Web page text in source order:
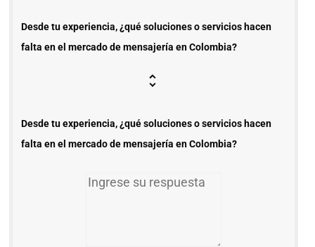
Desde tu experiencia, ¿qué soluciones o servicios hacen
falta en el mercado de mensajería en Colombia?
Desde tu experiencia, ¿qué soluciones o servicios hacen
falta en el mercado de mensajería en Colombia?